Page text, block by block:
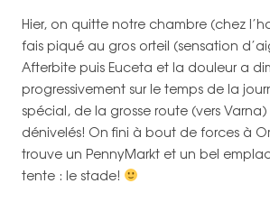
Hier, on quitte notre chambre (chez
fais piqué au gros orteil (sensation
Afterbite puis Euceta et la douleur a
progressivement sur le temps de la
spécial, de la grosse route (vers
dénivelés! On fini à bout de forces à
trouve un PennyMarkt et un bel
tente : le stade!